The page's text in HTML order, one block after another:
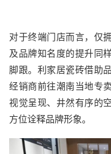
对于终端门店而言，仅
及品牌知名度的提升同
脚跟。利家居瓷砖借助
经销商前往潮南当地专
视觉呈现、井然有序的
方位诠释品牌形象。